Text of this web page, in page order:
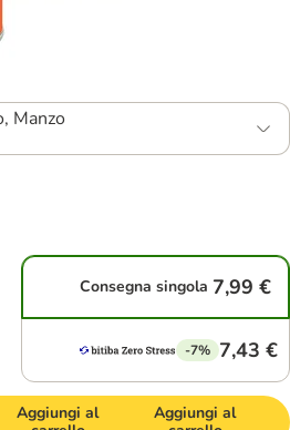
Manzo
Consegna singola 7,99 €
-7% 7,43 €
Aggiungi al
Aggiungi al